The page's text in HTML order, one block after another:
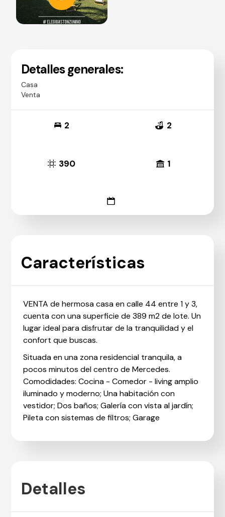
Detalles generales:
Casa
Venta
2 2
390 1
Características
VENTA de hermosa casa en calle 44 entre 1 y 3,
cuenta con una superficie de 389 m2 de lote. Un
lugar ideal para disfrutar de la tranquilidad y el
confort que buscas.
Situada en una zona residencial tranquila, a
pocos minutos del centro de Mercedes.
Comodidades: Cocina - Comedor - living amplio
iluminado y moderno; Una habitación con
vestidor; Dos baños; Galería con vista al jardín;
Pileta con sistemas de filtros; Garage
Detalles